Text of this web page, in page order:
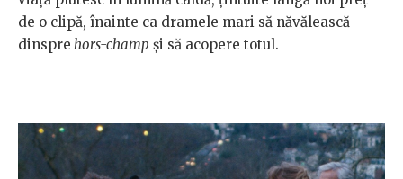
de o clipă, înainte ca dramele mari să năvălească
dinspre hors-champ și să acopere totul.